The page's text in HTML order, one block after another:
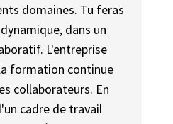
domaines. Tu feras
dans un
L'entreprise
formation continue
collaborateurs. En
cadre de travail